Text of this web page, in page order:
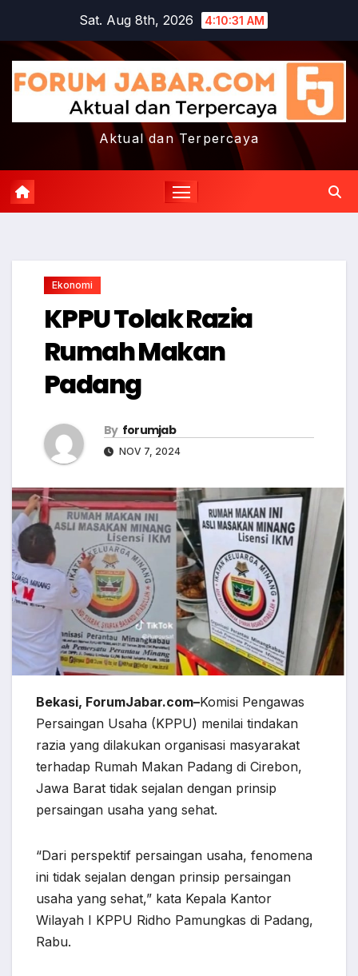
content
Sat. Aug 8th, 2026 4:10:32 AM
Aktual dan Terpercaya
Ekonomi
KPPU Tolak Razia
Rumah Makan
Padang
By forumjab
NOV 7, 2024
Bekasi, ForumJabar.com–Komisi Pengawas
Persaingan Usaha (KPPU) menilai tindakan
razia yang dilakukan organisasi masyarakat
terhadap Rumah Makan Padang di Cirebon,
Jawa Barat tidak sejalan dengan prinsip
persaingan usaha yang sehat.
“Dari perspektif persaingan usaha, fenomena
ini tidak sejalan dengan prinsip persaingan
usaha yang sehat,” kata Kepala Kantor
Wilayah I KPPU Ridho Pamungkas di Padang,
Rabu.